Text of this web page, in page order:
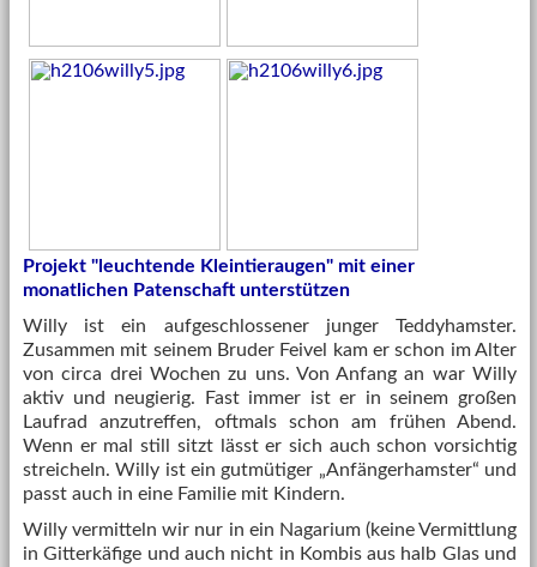
Projekt "leuchtende Kleintieraugen" mit einer
monatlichen Patenschaft unterstützen
Willy ist ein aufgeschlossener junger Teddyhamster.
Zusammen mit seinem Bruder Feivel kam er schon im Alter
von circa drei Wochen zu uns. Von Anfang an war Willy
aktiv und neugierig. Fast immer ist er in seinem großen
Laufrad anzutreffen, oftmals schon am frühen Abend.
Wenn er mal still sitzt lässt er sich auch schon vorsichtig
streicheln. Willy ist ein gutmütiger „Anfängerhamster“ und
passt auch in eine Familie mit Kindern.
Willy vermitteln wir nur in ein Nagarium (keine Vermittlung
in Gitterkäfige und auch nicht in Kombis aus halb Glas und